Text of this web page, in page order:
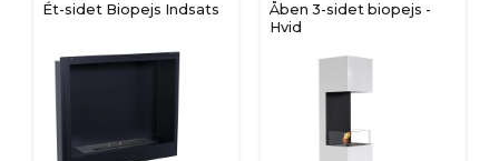
Ét-sidet Biopejs Indsats
Åben 3-sidet biopejs -
Hvid